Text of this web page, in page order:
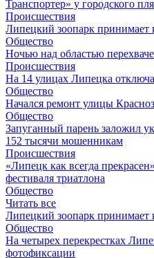
Транспортер» у городского
Происшествия
Липецкий зоопарк принимает
Общество
Ночью над областью
Происшествия
На 14 улицах Липецка
Общество
Начался ремонт улицы
Общество
Запуганный парень заложил
152 тысячи мошенникам
Происшествия
«Липецк как всегда
фестиваля триатлона
Общество
Читать все
Липецкий зоопарк принимает
Общество
На четырех перекрестках
фотофиксации